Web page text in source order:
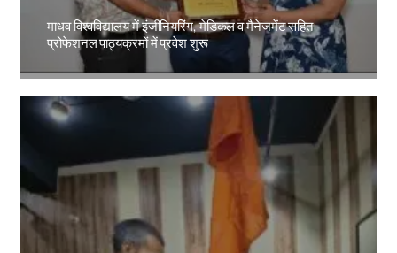
माधव विश्वविद्यालय में इंजीनियरिंग, मेडिकल व मैनेजमेंट सहित
प्रोफेशनल पाठ्यक्रमों में प्रवेश शुरू
Amit Lekh